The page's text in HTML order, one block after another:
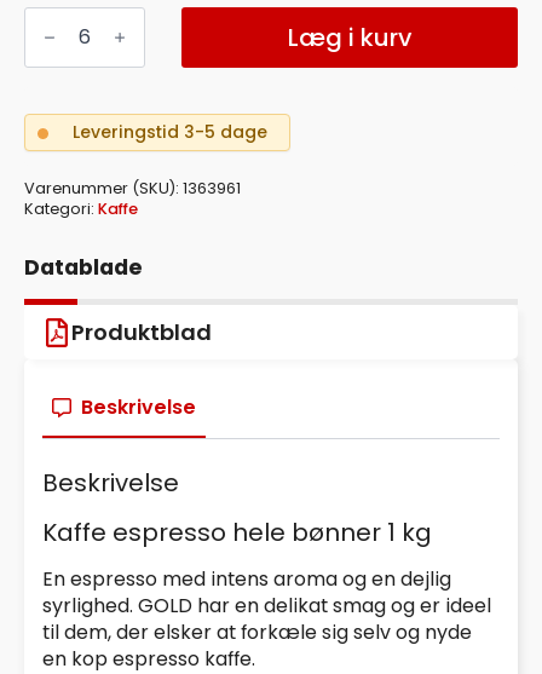
KAFFE
ESPRESSO
BØNNER
RAINFOREST
1KG/PR
PS
Læg i kurv
Leveringstid 3-5 dage
Varenummer (SKU): 1363961
Kategori: Kaffe
Datablade
Produktblad
Beskrivelse
Beskrivelse
Kaffe espresso hele bønner 1 kg
En espresso med intens aroma og en dejlig
syrlighed. GOLD har en delikat smag og er ideel
til dem, der elsker at forkæle sig selv og nyde
en kop espresso kaffe.